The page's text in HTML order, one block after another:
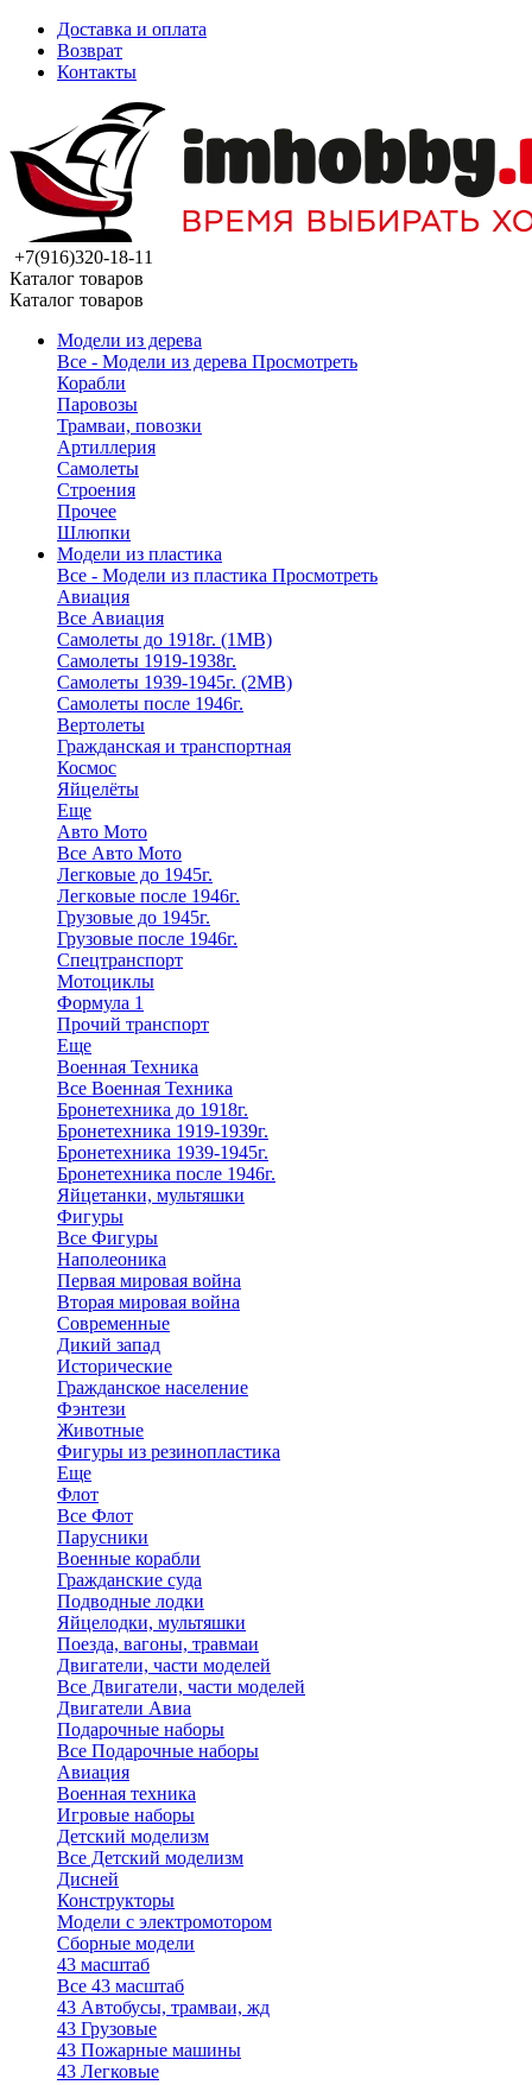
Доставка и оплата
Возврат
Контакты
+7(916)320-18-11
Каталог товаров
Каталог товаров
Модели из дерева
Все - Модели из дерева Просмотреть
Корабли
Паровозы
Трамваи, повозки
Артиллерия
Самолеты
Строения
Прочее
Шлюпки
Модели из пластика
Все - Модели из пластика Просмотреть
Авиация
Все Авиация
Самолеты до 1918г. (1МВ)
Самолеты 1919-1938г.
Самолеты 1939-1945г. (2МВ)
Самолеты после 1946г.
Вертолеты
Гражданская и транспортная
Космос
Яйцелёты
Еще
Авто Мото
Все Авто Мото
Легковые до 1945г.
Легковые после 1946г.
Грузовые до 1945г.
Грузовые после 1946г.
Спецтранспорт
Мотоциклы
Формула 1
Прочий транспорт
Еще
Военная Техника
Все Военная Техника
Бронетехника до 1918г.
Бронетехника 1919-1939г.
Бронетехника 1939-1945г.
Бронетехника после 1946г.
Яйцетанки, мультяшки
Фигуры
Все Фигуры
Наполеоника
Первая мировая война
Вторая мировая война
Современные
Дикий запад
Исторические
Гражданское население
Фэнтези
Животные
Фигуры из резинопластика
Еще
Флот
Все Флот
Парусники
Военные корабли
Гражданские суда
Подводные лодки
Яйцелодки, мультяшки
Поезда, вагоны, травмаи
Двигатели, части моделей
Все Двигатели, части моделей
Двигатели Авиа
Подарочные наборы
Все Подарочные наборы
Авиация
Военная техника
Игровые наборы
Детский моделизм
Все Детский моделизм
Дисней
Конструкторы
Модели с электромотором
Сборные модели
43 масштаб
Все 43 масштаб
43 Автобусы, трамваи, жд
43 Грузовые
43 Пожарные машины
43 Легковые